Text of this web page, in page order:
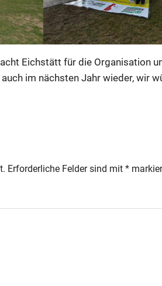
Eichstätt für die Organisation
im nächsten Jahr wieder, wir
Erforderliche Felder sind mit *